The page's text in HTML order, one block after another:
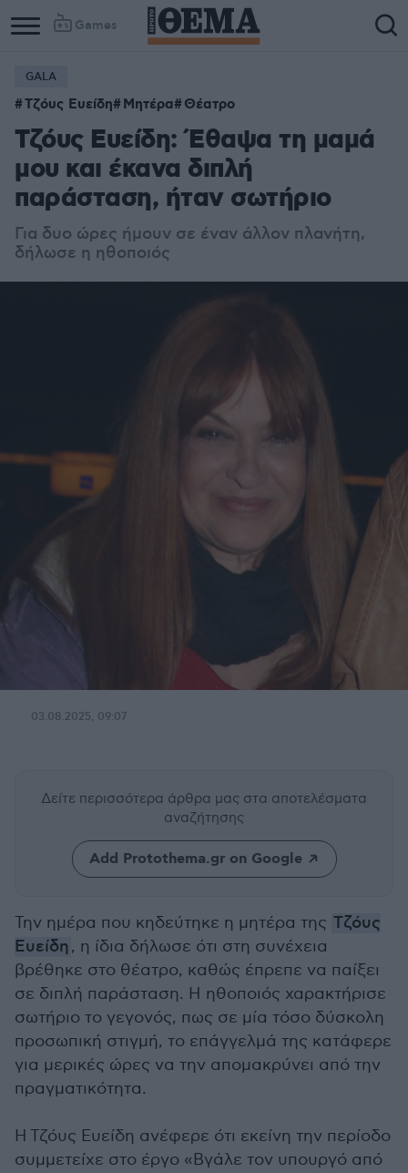
Games
GALA
Τζόυς Ευείδη Μητέρα Θέατρο
Τζόυς Ευείδη: Έθαψα τη μαμά
μου και έκανα διπλή
παράσταση, ήταν σωτήριο
Για δυο ώρες ήμουν σε έναν άλλον πλανήτη,
δήλωσε η ηθοποιός
03.08.2025, 09:07
Δείτε περισσότερα άρθρα μας στα αποτελέσματα
αναζήτησης
Add Protothema.gr on Google
Την ημέρα που κηδεύτηκε η μητέρα της Τζόυς
Ευείδη, η ίδια δήλωσε ότι στη συνέχεια
βρέθηκε στο θέατρο, καθώς έπρεπε να παίξει
σε διπλή παράσταση. Η ηθοποιός χαρακτήρισε
σωτήριο το γεγονός, πως σε μία τόσο δύσκολη
προσωπική στιγμή, το επάγγελμά της κατάφερε
για μερικές ώρες να την απομακρύνει από την
πραγματικότητα.
Η Τζόυς Ευείδη ανέφερε ότι εκείνη την περίοδο
συμμετείχε στο έργο «Βγάλε τον υπουργό από